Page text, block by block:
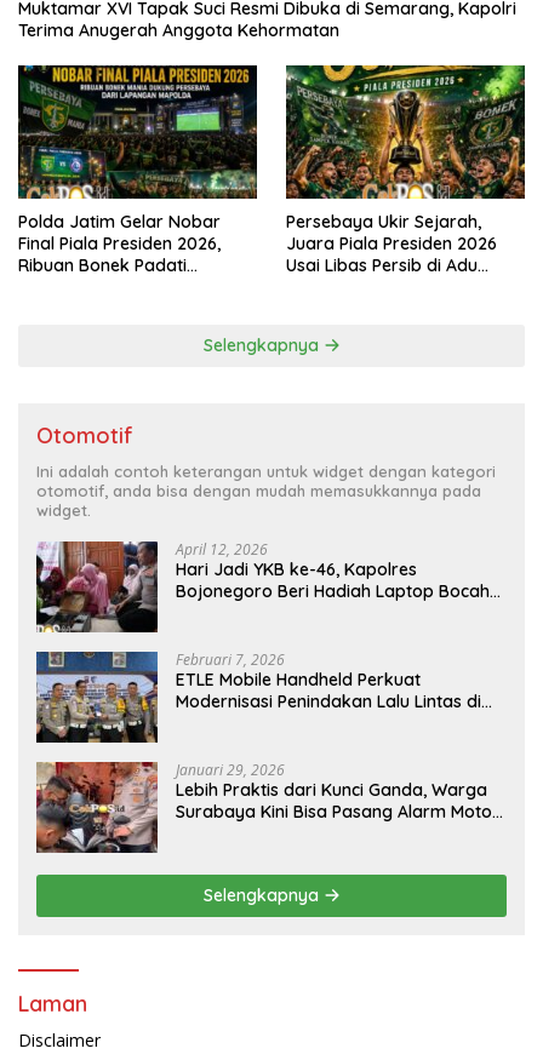
Muktamar XVI Tapak Suci Resmi Dibuka di Semarang, Kapolri
Terima Anugerah Anggota Kehormatan
Polda Jatim Gelar Nobar
Final Piala Presiden 2026,
Ribuan Bonek Padati
Persebaya Ukir Sejarah,
Juara Piala Presiden 2026
Usai Libas Persib di Adu
Selengkapnya
Otomotif
Ini adalah contoh keterangan untuk widget dengan kategori
otomotif, anda bisa dengan mudah memasukkannya pada
widget.
April 12, 2026
Hari Jadi YKB ke-46, Kapolres
Bojonegoro Beri Hadiah Laptop Bocah
Februari 7, 2026
ETLE Mobile Handheld Perkuat
Modernisasi Penindakan Lalu Lintas di
Januari 29, 2026
Lebih Praktis dari Kunci Ganda, Warga
Surabaya Kini Bisa Pasang Alarm Motor
Selengkapnya
Laman
Disclaimer